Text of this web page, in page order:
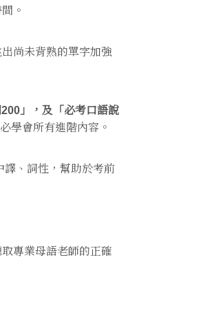
。
尚未背熟的單字加強
」，及「必考口語說
學會所有進階內容。
譯、詞性，幫助於考前
專業母語老師的正確